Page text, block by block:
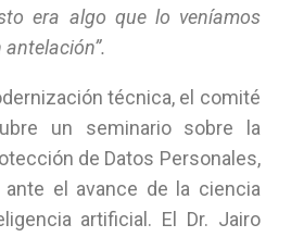
era algo que lo veníamos
técnica, el comité
un seminario sobre la
de Datos Personales,
el avance de la ciencia
artificial. El Dr. Jairo